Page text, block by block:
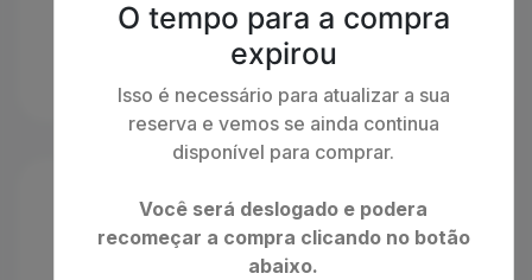
O tempo para a compra
expirou
Isso é necessário para atualizar a sua
reserva e vemos se ainda continua
disponível para comprar.
Você será deslogado e podera
recomeçar a compra clicando no botão
abaixo.